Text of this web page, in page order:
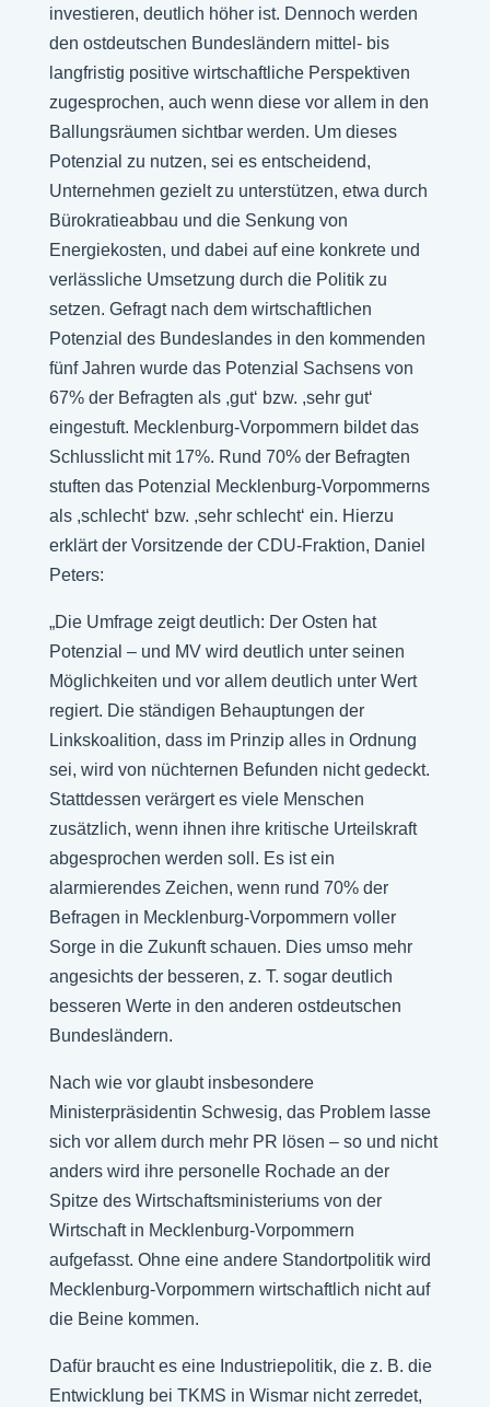
investieren, deutlich höher ist. Dennoch werden
den ostdeutschen Bundesländern mittel- bis
langfristig positive wirtschaftliche Perspektiven
zugesprochen, auch wenn diese vor allem in den
Ballungsräumen sichtbar werden. Um dieses
Potenzial zu nutzen, sei es entscheidend,
Unternehmen gezielt zu unterstützen, etwa durch
Bürokratieabbau und die Senkung von
Energiekosten, und dabei auf eine konkrete und
verlässliche Umsetzung durch die Politik zu
setzen. Gefragt nach dem wirtschaftlichen
Potenzial des Bundeslandes in den kommenden
fünf Jahren wurde das Potenzial Sachsens von
67% der Befragten als ,gut‘ bzw. ,sehr gut‘
eingestuft. Mecklenburg-Vorpommern bildet das
Schlusslicht mit 17%. Rund 70% der Befragten
stuften das Potenzial Mecklenburg-Vorpommerns
als ,schlecht‘ bzw. ,sehr schlecht‘ ein. Hierzu
erklärt der Vorsitzende der CDU-Fraktion, Daniel
Peters:
„Die Umfrage zeigt deutlich: Der Osten hat
Potenzial – und MV wird deutlich unter seinen
Möglichkeiten und vor allem deutlich unter Wert
regiert. Die ständigen Behauptungen der
Linkskoalition, dass im Prinzip alles in Ordnung
sei, wird von nüchternen Befunden nicht gedeckt.
Stattdessen verärgert es viele Menschen
zusätzlich, wenn ihnen ihre kritische Urteilskraft
abgesprochen werden soll. Es ist ein
alarmierendes Zeichen, wenn rund 70% der
Befragen in Mecklenburg-Vorpommern voller
Sorge in die Zukunft schauen. Dies umso mehr
angesichts der besseren, z. T. sogar deutlich
besseren Werte in den anderen ostdeutschen
Bundesländern.
Nach wie vor glaubt insbesondere
Ministerpräsidentin Schwesig, das Problem lasse
sich vor allem durch mehr PR lösen – so und nicht
anders wird ihre personelle Rochade an der
Spitze des Wirtschaftsministeriums von der
Wirtschaft in Mecklenburg-Vorpommern
aufgefasst. Ohne eine andere Standortpolitik wird
Mecklenburg-Vorpommern wirtschaftlich nicht auf
die Beine kommen.
Dafür braucht es eine Industriepolitik, die z. B. die
Entwicklung bei TKMS in Wismar nicht zerredet,